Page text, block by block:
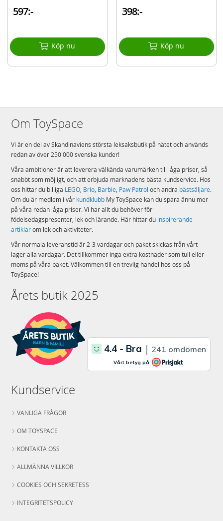
EAN 7312350345896
Aktuellt Bästsäljare
597:-
Köp nu
398:-
Köp nu
Om ToySpace
Vi är en del av Skandinaviens största leksaksbutik på nätet och används
redan av över 250 000 svenska kunder!
Våra ambitioner är att leverera välkända varumärken till låga priser, så
snabbt som möjligt, och att erbjuda marknadens bästa kundservice. Hos
oss hittar du billiga LEGO, Brio, Barbie, Paw Patrol och andra bästsäljare.
Om du är medlem i vår kundklubb My ToySpace kan du spara ännu mer
på våra redan låga priser. Vi har allt du behöver för
födelsedagspresenter, lek och lärande. Här hittar du inspirerande
artiklarom lek och aktiviteter.
Vår normala leveranstid är 2-3 vardagar och paket skickas från vårt
lager alla vardagar. Det tillkommer inga extra kostnader som tull eller
moms på våra paket. Välkommen till en trevlig handel hos oss på
ToySpace!
Årets butik 2025
Kundservice
VANLIGA FRÅGOR
OM TOYSPACE
KONTAKTA OSS
ALLMÄNNA VILLKOR
COOKIES OCH SEKRETESS
INTEGRITETSPOLICY